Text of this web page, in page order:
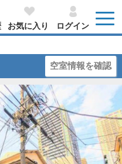
お気に入り ログイン
空室情報を確認